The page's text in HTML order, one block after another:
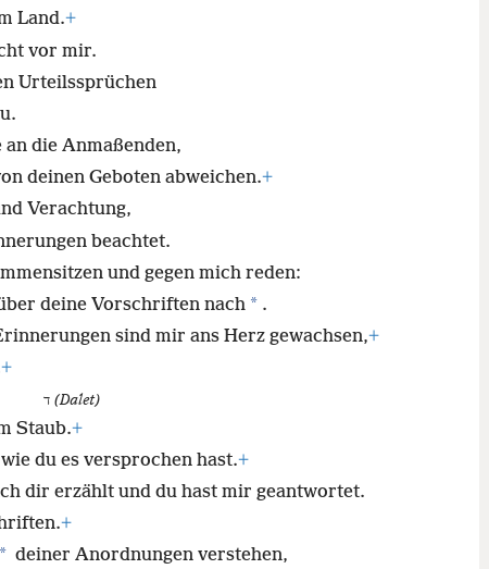
Land.+
vor mir.
Urteilssprüchen
die Anmaßenden,
deinen Geboten abweichen.+
Verachtung,
beachtet.
und gegen mich reden:
deine Vorschriften nach * .
sind mir ans Herz gewachsen,+
+
ד (Dalet)
Staub.+
du es versprochen hast.+
dir erzählt und du hast mir geantwortet.
+
* deiner Anordnungen verstehen,